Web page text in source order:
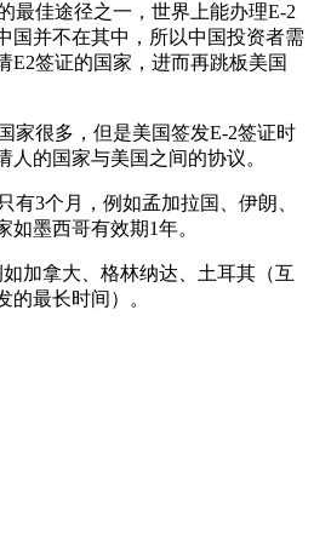
最佳途径之一，世界上能办理E-2
国并不在其中，所以中国投资者需
E2签证的国家，进而再跳板美国
家很多，但是美国签发E-2签证时
人的国家与美国之间的协议。
有3个月，例如孟加拉国、伊朗、
如墨西哥有效期1年。
加拿大、格林纳达、土耳其（互
的最长时间）。